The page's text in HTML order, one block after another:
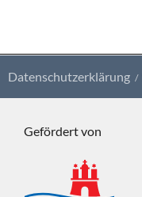
Datenschutzerklärung
Gefördert von